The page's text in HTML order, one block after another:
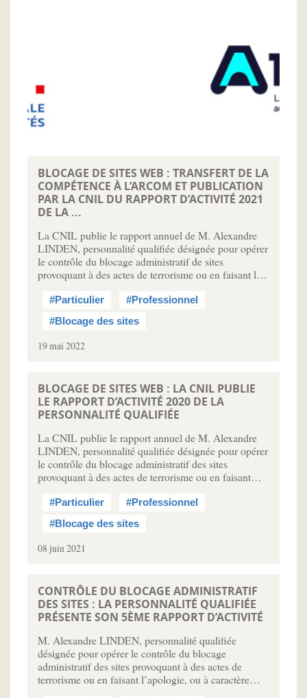
BLOCAGE DE SITES WEB : TRANSFERT DE LA
COMPÉTENCE À L’ARCOM ET PUBLICATION
PAR LA CNIL DU RAPPORT D’ACTIVITÉ 2021
DE LA ...
La CNIL publie le rapport annuel de M. Alexandre
LINDEN, personnalité qualifiée désignée pour opérer
le contrôle du blocage administratif de sites
provoquant à des actes de terrorisme ou en faisant l…
#Particulier
#Professionnel
#Blocage des sites
19 mai 2022
BLOCAGE DE SITES WEB : LA CNIL PUBLIE
LE RAPPORT D’ACTIVITÉ 2020 DE LA
PERSONNALITÉ QUALIFIÉE
La CNIL publie le rapport annuel de M. Alexandre
LINDEN, personnalité qualifiée désignée pour opérer
le contrôle du blocage administratif des sites
provoquant à des actes de terrorisme ou en faisant…
#Particulier
#Professionnel
#Blocage des sites
08 juin 2021
CONTRÔLE DU BLOCAGE ADMINISTRATIF
DES SITES : LA PERSONNALITÉ QUALIFIÉE
PRÉSENTE SON 5ÈME RAPPORT D’ACTIVITÉ
M. Alexandre LINDEN, personnalité qualifiée
désignée pour opérer le contrôle du blocage
administratif des sites provoquant à des actes de
terrorisme ou en faisant l’apologie, ou à caractère…